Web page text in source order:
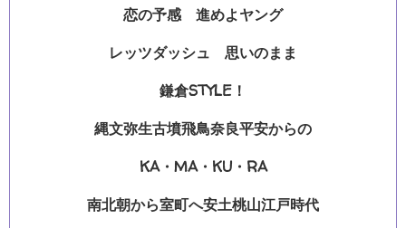
恋の予感 進めよヤング
レッツダッシュ 思いのまま
鎌倉STYLE！
縄文弥生古墳飛鳥奈良平安からの
KA・MA・KU・RA
南北朝から室町へ安土桃山江戸時代